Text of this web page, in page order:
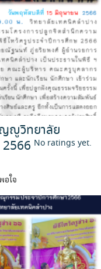
ญูวิทยาลัย
2566 No ratings yet.
ใจ